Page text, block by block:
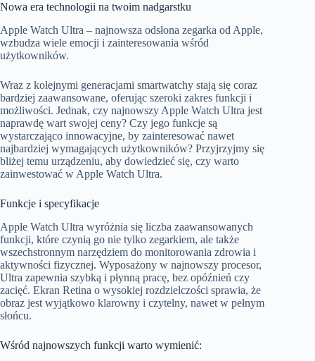
Nowa era technologii na twoim nadgarstku
Apple Watch Ultra – najnowsza odsłona zegarka od Apple,
wzbudza wiele emocji i zainteresowania wśród
użytkowników.
Wraz z kolejnymi generacjami smartwatchy stają się coraz
bardziej zaawansowane, oferując szeroki zakres funkcji i
możliwości. Jednak, czy najnowszy Apple Watch Ultra jest
naprawdę wart swojej ceny? Czy jego funkcje są
wystarczająco innowacyjne, by zainteresować nawet
najbardziej wymagających użytkowników? Przyjrzyjmy się
bliżej temu urządzeniu, aby dowiedzieć się, czy warto
zainwestować w Apple Watch Ultra.
Funkcje i specyfikacje
Apple Watch Ultra wyróżnia się liczba zaawansowanych
funkcji, które czynią go nie tylko zegarkiem, ale także
wszechstronnym narzędziem do monitorowania zdrowia i
aktywności fizycznej. Wyposażony w najnowszy procesor,
Ultra zapewnia szybką i płynną pracę, bez opóźnień czy
zacięć. Ekran Retina o wysokiej rozdzielczości sprawia, że
obraz jest wyjątkowo klarowny i czytelny, nawet w pełnym
słońcu.
Wśród najnowszych funkcji warto wymienić: